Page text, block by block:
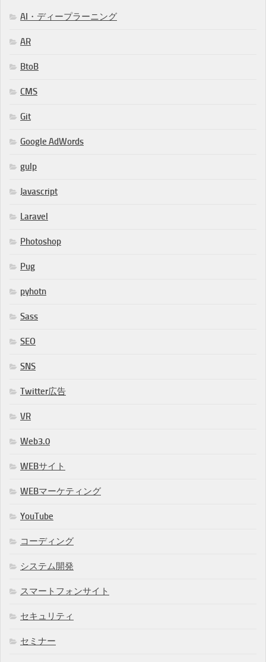
AI・ディープラーニング
AR
BtoB
CMS
Git
Google AdWords
gulp
Javascript
Laravel
Photoshop
Pug
pyhotn
Sass
SEO
SNS
Twitter広告
VR
Web3.0
WEBサイト
WEBマーケティング
YouTube
コーディング
システム開発
スマートフォンサイト
セキュリティ
セミナー